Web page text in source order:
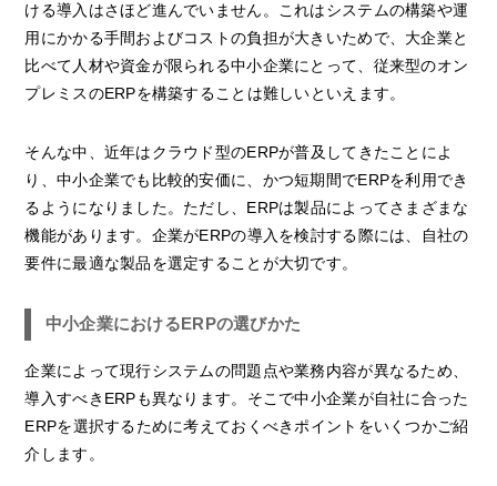
ける導入はさほど進んでいません。これはシステムの構築や運
用にかかる手間およびコストの負担が大きいためで、大企業と
比べて人材や資金が限られる中小企業にとって、従来型のオン
プレミスのERPを構築することは難しいといえます。
そんな中、近年はクラウド型のERPが普及してきたことによ
り、中小企業でも比較的安価に、かつ短期間でERPを利用でき
るようになりました。ただし、ERPは製品によってさまざまな
機能があります。企業がERPの導入を検討する際には、自社の
要件に最適な製品を選定することが大切です。
中小企業におけるERPの選びかた
企業によって現行システムの問題点や業務内容が異なるため、
導入すべきERPも異なります。そこで中小企業が自社に合った
ERPを選択するために考えておくべきポイントをいくつかご紹
介します。